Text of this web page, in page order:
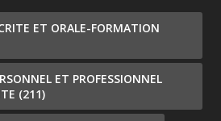
ET ORALE-FORMATION
ET PROFESSIONNEL
(211)